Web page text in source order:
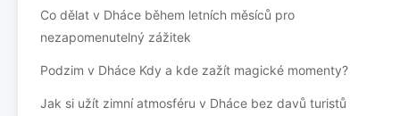
Co dělat v Dháce během letních měsíců pro
nezapomenutelný zážitek
Podzim v Dháce Kdy a kde zažít magické momenty?
Jak si užít zimní atmosféru v Dháce bez davů turistů